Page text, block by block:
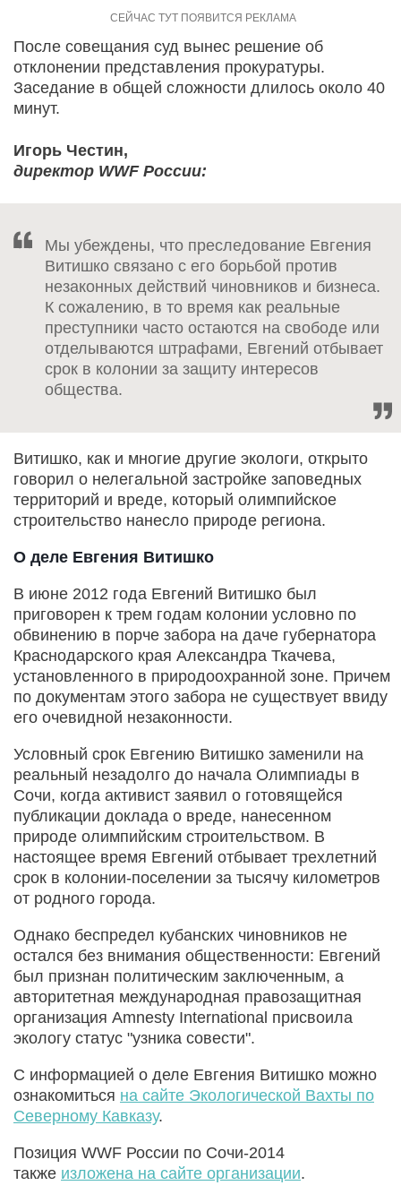
После совещания суд вынес решение об
отклонении представления прокуратуры.
Заседание в общей сложности длилось около 40
минут.
Игорь Честин,
директор WWF России:
Мы убеждены, что преследование Евгения
Витишко связано с его борьбой против
незаконных действий чиновников и бизнеса.
К сожалению, в то время как реальные
преступники часто остаются на свободе или
отделываются штрафами, Евгений отбывает
срок в колонии за защиту интересов
общества.
Витишко, как и многие другие экологи, открыто
говорил о нелегальной застройке заповедных
территорий и вреде, который олимпийское
строительство нанесло природе региона.
О деле Евгения Витишко
В июне 2012 года Евгений Витишко был
приговорен к трем годам колонии условно по
обвинению в порче забора на даче губернатора
Краснодарского края Александра Ткачева,
установленного в природоохранной зоне. Причем
по документам этого забора не существует ввиду
его очевидной незаконности.
Условный срок Евгению Витишко заменили на
реальный незадолго до начала Олимпиады в
Сочи, когда активист заявил о готовящейся
публикации доклада о вреде, нанесенном
природе олимпийским строительством. В
настоящее время Евгений отбывает трехлетний
срок в колонии-поселении за тысячу километров
от родного города.
Однако беспредел кубанских чиновников не
остался без внимания общественности: Евгений
был признан политическим заключенным, а
авторитетная международная правозащитная
организация Amnesty International присвоила
экологу статус "узника совести".
С информацией о деле Евгения Витишко можно
ознакомиться на сайте Экологической Вахты по
Северному Кавказу.
Позиция WWF России по Сочи-2014
также изложена на сайте организации.